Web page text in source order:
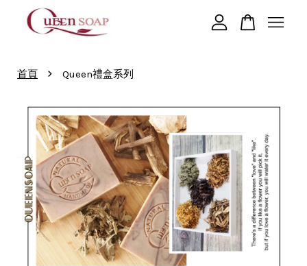
首頁 › Queen禮盒系列
您的購物車目前還是空的。
繼續購物